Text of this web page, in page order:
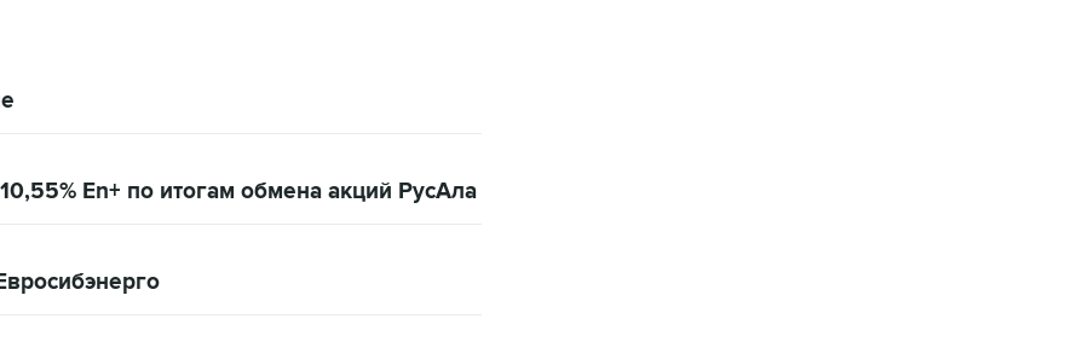
En+ по итогам обмена акций РусАла